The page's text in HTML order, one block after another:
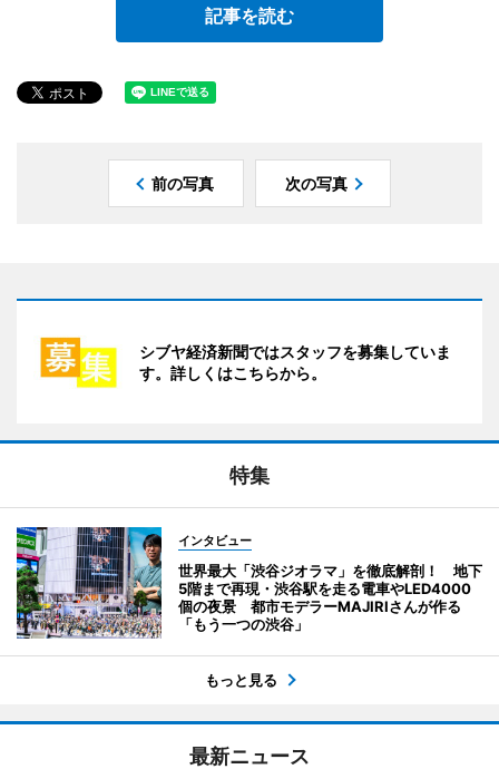
記事を読む
前の写真 次の写真
シブヤ経済新聞ではスタッフを募集していま
す。詳しくはこちらから。
特集
インタビュー
世界最大「渋谷ジオラマ」を徹底解剖！ 地下
5階まで再現・渋谷駅を走る電車やLED4000
個の夜景 都市モデラーMAJIRIさんが作る
「もう一つの渋谷」
もっと見る
最新ニュース